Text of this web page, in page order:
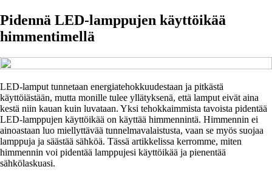
Pidennä LED-lamppujen käyttöikää
himmentimellä
LED-lamput tunnetaan energiatehokkuudestaan ja pitkästä
käyttöiästään, mutta monille tulee yllätyksenä, että lamput eivät aina
kestä niin kauan kuin luvataan. Yksi tehokkaimmista tavoista pidentää
LED-lamppujen käyttöikää on käyttää himmennintä. Himmennin ei
ainoastaan luo miellyttävää tunnelmavalaistusta, vaan se myös suojaa
lamppuja ja säästää sähköä. Tässä artikkelissa kerromme, miten
himmennin voi pidentää lamppujesi käyttöikää ja pienentää
sähkölaskuasi.